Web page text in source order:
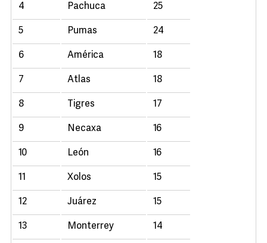
4 Pachuca 25
5 Pumas 24
6 América 18
7 Atlas 18
8 Tigres 17
9 Necaxa 16
10 León 16
11 Xolos 15
12 Juárez 15
13 Monterrey 14